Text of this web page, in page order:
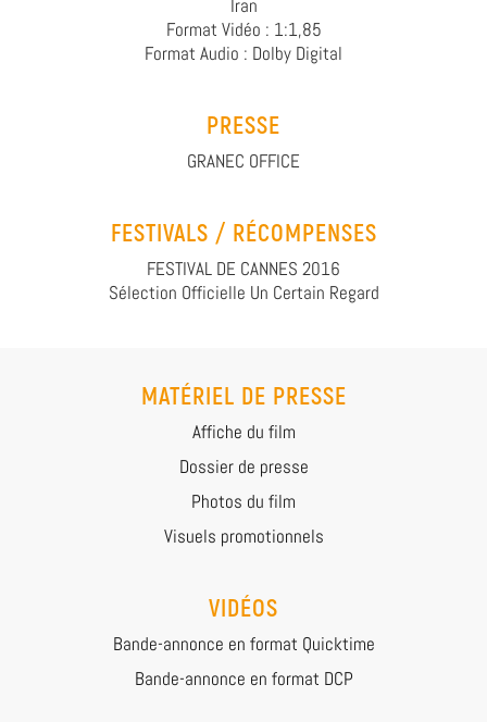
MATÉRIEL DE PRESSE
Affiche du film
Dossier de presse
Photos du film
Visuels promotionnels
VIDÉOS
Bande-annonce en format Quicktime
Bande-annonce en format DCP
Iran
Format Vidéo : 1:1,85
Format Audio : Dolby Digital
PRESSE
GRANEC OFFICE
FESTIVALS / RÉCOMPENSES
FESTIVAL DE CANNES 2016
Sélection Officielle Un Certain Regard